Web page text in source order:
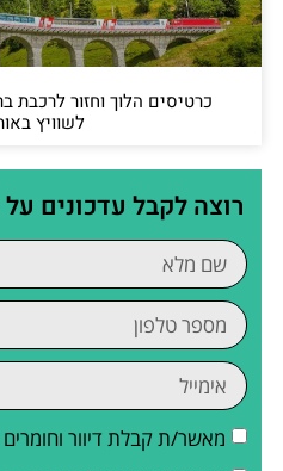
כרטיסים הלוך וחזור לרכבת
לשוויץ
רוצה לקבל עדכונים
מאשר/ת קבלת דיוור וחומרים